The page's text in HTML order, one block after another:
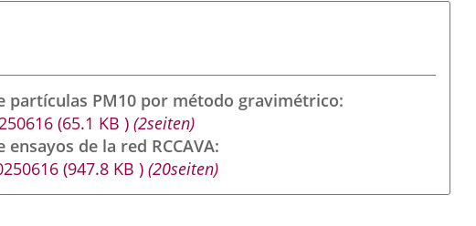
partículas PM10 por método gravimétrico
(65.1 KB) (2seiten)
de la red RCCAVA
(947.8 KB) (20seiten)